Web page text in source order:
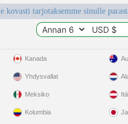
kovasti tarjotaksemme sinulle
Kanada
Yhdysvallat
Meksiko
Kolumbia